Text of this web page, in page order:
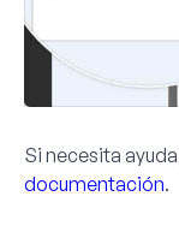
Si necesita
documentación.